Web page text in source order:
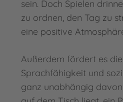
sein. Doch Spielen
zu ordnen, den Tag zu
eine positive
Außerdem fördert es
Sprachfähigkeit und
ganz unabhängig